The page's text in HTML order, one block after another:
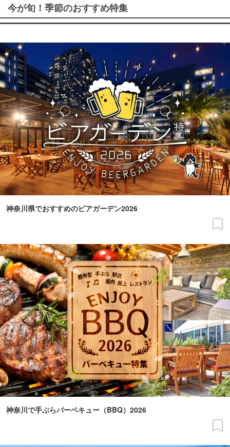
今が旬！季節のおすすめ特集
神奈川県でおすすめのビアガーデン2026
神奈川で手ぶらバーベキュー（BBQ）2026